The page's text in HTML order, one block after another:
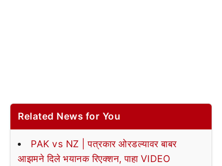
Related News for You
PAK vs NZ | पत्रकार ओरडल्यावर बाबर
आझमने दिले भयानक रिएक्शन, पाहा VIDEO